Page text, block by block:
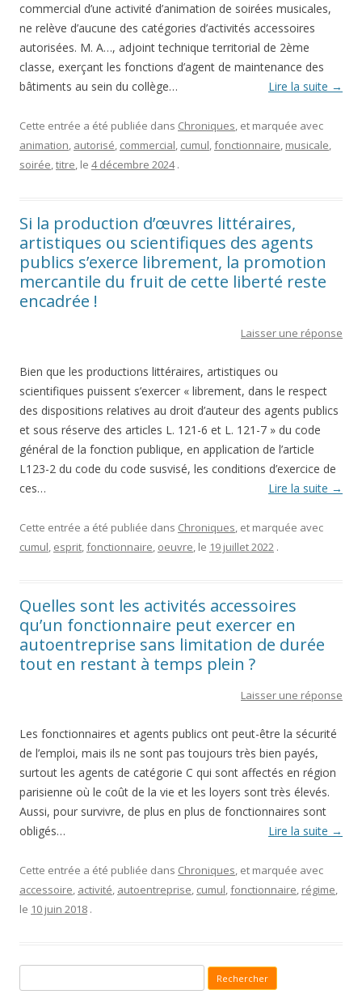
commercial d’une activité d’animation de soirées musicales,
ne relève d’aucune des catégories d’activités accessoires
autorisées. M. A…, adjoint technique territorial de 2ème
classe, exerçant les fonctions d’agent de maintenance des
bâtiments au sein du collège…
Lire la suite →
Cette entrée a été publiée dans Chroniques, et marquée avec
animation, autorisé, commercial, cumul,fonctionnaire, musicale,
soirée,titre, le 4 décembre 2024 .
Si la production d’œuvres littéraires,
artistiques ou scientifiques des agents
publics s’exerce librement, la promotion
mercantile du fruit de cette liberté reste
encadrée !
Laisser une réponse
Bien que les productions littéraires, artistiques ou
scientifiques puissent s’exercer « librement, dans le respect
des dispositions relatives au droit d’auteur des agents publics
et sous réserve des articles L. 121-6 et L. 121-7 » du code
général de la fonction publique, en application de l’article
L123-2 du code du code susvisé, les conditions d’exercice de
ces…
Lire la suite →
Cette entrée a été publiée dans Chroniques , et marquée avec
cumul esprit fonctionnaire oeuvre , le 19 juillet 2022 .
Quelles sont les activités accessoires
qu’un fonctionnaire peut exercer en
autoentreprise sans limitation de durée
tout en restant à temps plein ?
Laisser une réponse
Les fonctionnaires et agents publics ont peut-être la sécurité
de l’emploi, mais ils ne sont pas toujours très bien payés,
surtout les agents de catégorie C qui sont affectés en région
parisienne où le coût de la vie et les loyers sont très élevés.
Aussi, pour survivre, de plus en plus de fonctionnaires sont
obligés…
Lire la suite →
Cette entrée a été publiée dans Chroniques, et marquée avec
accessoire, activité, autoentreprise, cumul,fonctionnaire, régime,
le 10 juin 2018 .